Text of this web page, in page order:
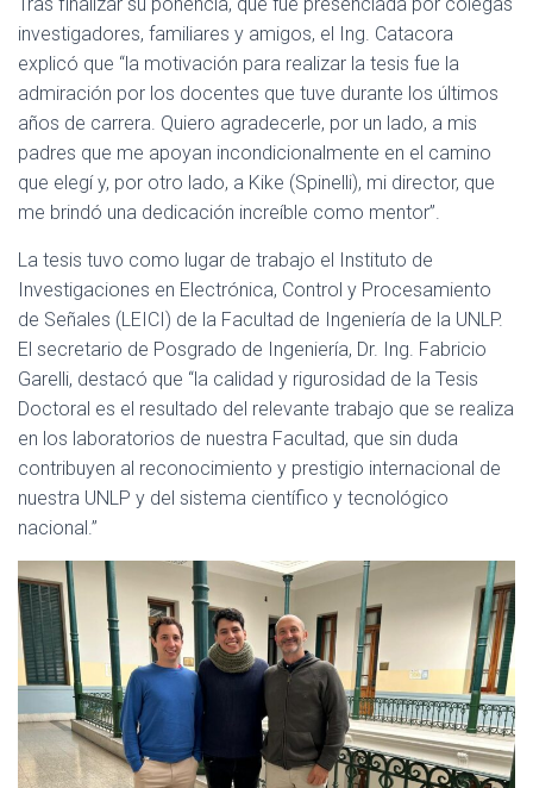
investigadores, familiares y amigos, el Ing. Catacora
explicó que “la motivación para realizar la tesis fue la
admiración por los docentes que tuve durante los últimos
años de carrera. Quiero agradecerle, por un lado, a mis
padres que me apoyan incondicionalmente en el camino
que elegí y, por otro lado, a Kike (Spinelli), mi director, que
me brindó una dedicación increíble como mentor”.
La tesis tuvo como lugar de trabajo el Instituto de
Investigaciones en Electrónica, Control y Procesamiento
de Señales (LEICI) de la Facultad de Ingeniería de la UNLP.
El secretario de Posgrado de Ingeniería, Dr. Ing. Fabricio
Garelli, destacó que “la calidad y rigurosidad de la Tesis
Doctoral es el resultado del relevante trabajo que se realiza
en los laboratorios de nuestra Facultad, que sin duda
contribuyen al reconocimiento y prestigio internacional de
nuestra UNLP y del sistema científico y tecnológico
nacional.”